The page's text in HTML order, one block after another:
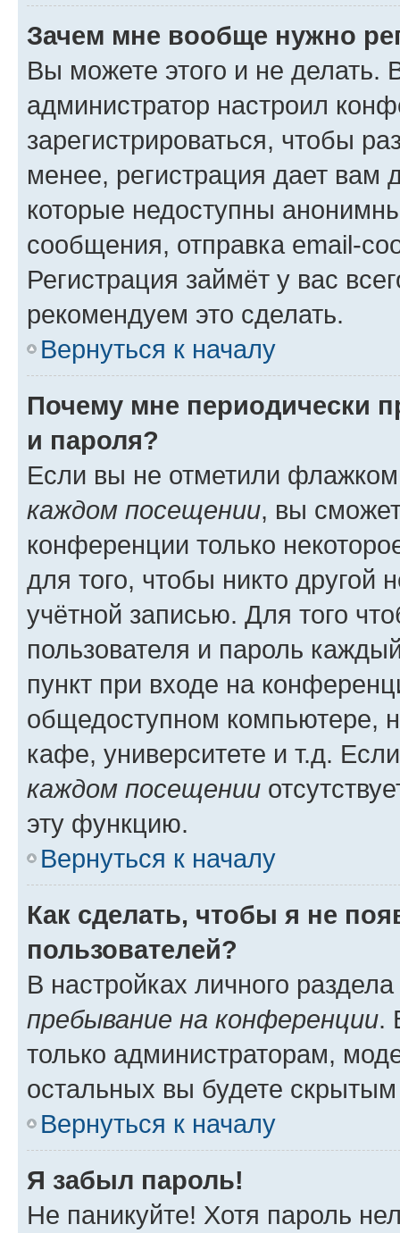
Зачем мне вообще нужно
Вы можете этого и не делать.
администратор настроил
зарегистрироваться, чтобы
менее, регистрация дает вам
которые недоступны
сообщения, отправка email-
Регистрация займёт у вас
рекомендуем это сделать.
Вернуться к началу
Почему мне периодически
и пароля?
Если вы не отметили
каждом посещении, вы
конференции только
для того, чтобы никто другой
учётной записью. Для того
пользователя и пароль
пункт при входе на
общедоступном компьютере,
кафе, университете и т.д.
каждом посещении
эту функцию.
Вернуться к началу
Как сделать, чтобы я не
пользователей?
В настройках личного
пребывание на конференции.
только администраторам,
остальных вы будете
Вернуться к началу
Я забыл пароль!
Не паникуйте! Хотя пароль